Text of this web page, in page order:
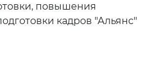
повышения
кадров "Альянс"